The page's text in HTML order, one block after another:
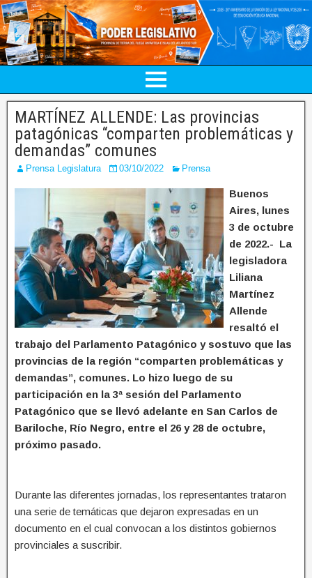
MARTÍNEZ ALLENDE: Las provincias
patagónicas “comparten problemáticas y
demandas” comunes
Prensa Legislatura 03/10/2022 Prensa
Buenos
Aires, lunes
3 de octubre
de 2022.- La
legisladora
Liliana
Martínez
Allende
resaltó el
trabajo del Parlamento Patagónico y sostuvo que las
provincias de la región “comparten problemáticas y
demandas”, comunes. Lo hizo luego de su
participación en la 3ª sesión del Parlamento
Patagónico que se llevó adelante en San Carlos de
Bariloche, Río Negro, entre el 26 y 28 de octubre,
próximo pasado.
Durante las diferentes jornadas, los representantes trataron
una serie de temáticas que dejaron expresadas en un
documento en el cual convocan a los distintos gobiernos
provinciales a suscribir.